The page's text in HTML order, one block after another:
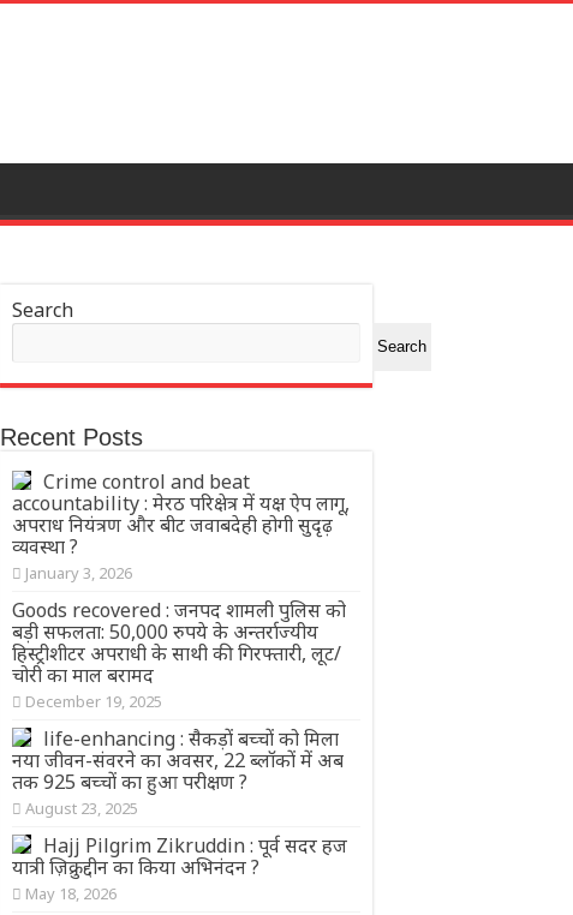
Search
Search
Recent Posts
Crime control and beat
accountability : मेरठ परिक्षेत्र में यक्ष ऐप लागू,
अपराध नियंत्रण और बीट जवाबदेही होगी सुदृढ़
व्यवस्था ?
January 3, 2026
Goods recovered : जनपद शामली पुलिस को
बड़ी सफलता: 50,000 रुपये के अन्तर्राज्यीय
हिस्ट्रीशीटर अपराधी के साथी की गिरफ्तारी, लूट/
चोरी का माल बरामद
December 19, 2025
life-enhancing : सैकड़ों बच्चों को मिला
नया जीवन-संवरने का अवसर, 22 ब्लॉकों में अब
तक 925 बच्चों का हुआ परीक्षण ?
August 23, 2025
Hajj Pilgrim Zikruddin : पूर्व सदर हज
यात्री ज़िक्रुद्दीन का किया अभिनंदन ?
May 18, 2026